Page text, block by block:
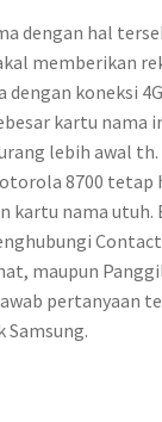
dengan hal
memberikan
koneksi 4G
kartu nama
lebih awal th.
8700 tetap
kartu nama
maupun
pertanyaan
Samsung.